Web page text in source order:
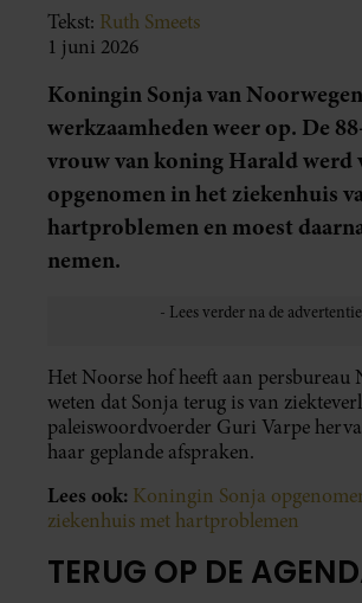
Tekst: Ruth Smeets
1 juni 2026
Koningin Sonja van
werkzaamheden weer op. De
vrouw van koning Harald werd
opgenomen in het ziekenhuis
hartproblemen en moest
nemen.
Het Noorse hof heeft aan persbureau
weten dat Sonja terug is van
paleiswoordvoerder Guri Varpe
haar geplande afspraken.
Lees ook: Koningin Sonja
ziekenhuis met hartproblemen
TERUG OP DE